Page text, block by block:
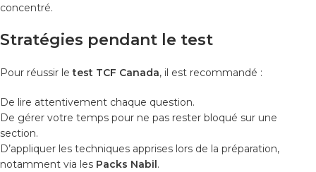
concentré.
Stratégies pendant le test
Pour réussir letest TCF Canada, il est recommandé :
De lire attentivement chaque question.
De gérer votre temps pour ne pas rester bloqué sur une
section.
D’appliquer les techniques apprises lors de la préparation,
notamment via les Packs Nabil .